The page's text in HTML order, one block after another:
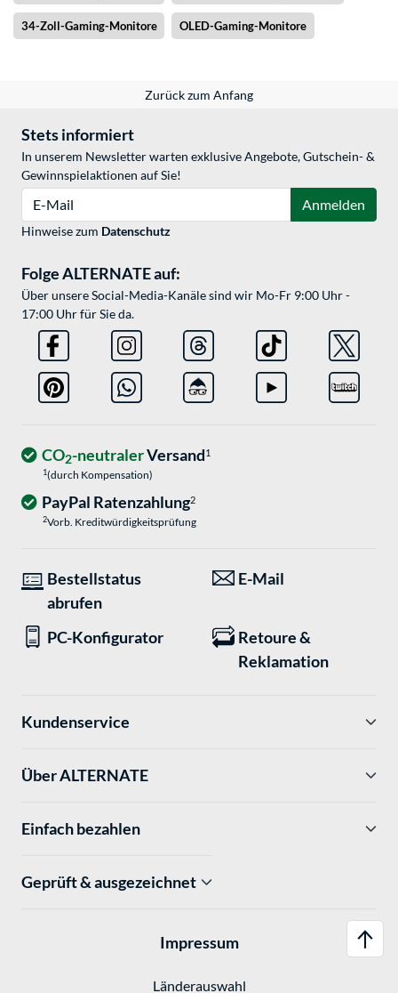
34-Zoll-Gaming-Monitore OLED-Gaming-Monitore
Zurück zum Anfang
Stets informiert
In unserem Newsletter warten exklusive Angebote, Gutschein- &
Gewinnspielaktionen auf Sie!
Anmelden
Hinweise zum Datenschutz
Folge ALTERNATE auf:
Über unsere Social-Media-Kanäle sind wir Mo-Fr 9:00 Uhr -
17:00 Uhr für Sie da.
CO2-neutralerVersand1
1(durch Kompensation)
PayPal Ratenzahlung2
2Vorb. Kreditwürdigkeitsprüfung
Bestellstatus
abrufen
E-Mail
PC-Konfigurator
Retoure &
Reklamation
Kundenservice
Über ALTERNATE
Einfach bezahlen
Geprüft & ausgezeichnet
Impressum
Länderauswahl